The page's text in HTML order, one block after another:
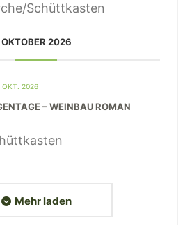
Schüttkasten
OKTOBER 2026
OKT. 2026
– WEINBAU ROMAN
Mehr laden